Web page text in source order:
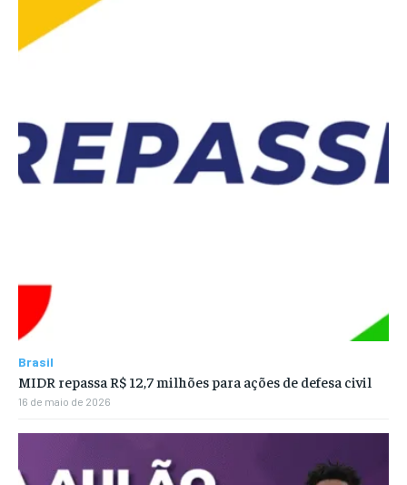
Brasil
MIDR repassa R$ 12,7 milhões para ações de defesa civil
16 de maio de 2026